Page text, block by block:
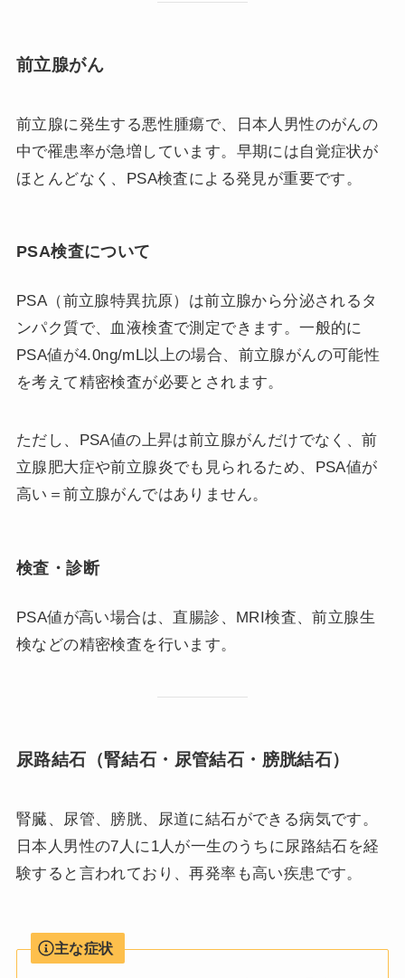
前立腺がん
前立腺に発生する悪性腫瘍で、日本人男性のがんの
中で罹患率が急増しています。早期には自覚症状が
ほとんどなく、PSA検査による発見が重要です。
PSA検査について
PSA（前立腺特異抗原）は前立腺から分泌されるタ
ンパク質で、血液検査で測定できます。一般的に
PSA値が4.0ng/mL以上の場合、前立腺がんの可能性
を考えて精密検査が必要とされます。
ただし、PSA値の上昇は前立腺がんだけでなく、前
立腺肥大症や前立腺炎でも見られるため、PSA値が
高い＝前立腺がんではありません。
検査・診断
PSA値が高い場合は、直腸診、MRI検査、前立腺生
検などの精密検査を行います。
尿路結石（腎結石・尿管結石・膀胱結石）
腎臓、尿管、膀胱、尿道に結石ができる病気です。
日本人男性の7人に1人が一生のうちに尿路結石を経
験すると言われており、再発率も高い疾患です。
主な症状